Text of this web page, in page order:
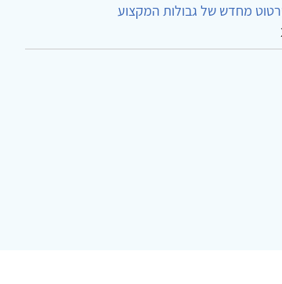
מחדש של גבולות המקצוע